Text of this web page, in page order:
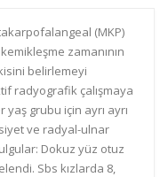
(MKP)
zamanının
belirlemeyi
radyografik çalışmaya
grubu için ayrı ayrı
ve radyal-ulnar
Dokuz yüz otuz
Sbs kızlarda 8,